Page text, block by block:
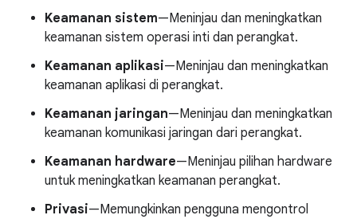
Keamanan sistem—Meninjau dan meningkatkan
keamanan sistem operasi inti dan perangkat.
Keamanan aplikasi—Meninjau dan meningkatkan
keamanan aplikasi di perangkat.
Keamanan jaringan—Meninjau dan meningkatkan
keamanan komunikasi jaringan dari perangkat.
Keamanan hardware—Meninjau pilihan hardware
untuk meningkatkan keamanan perangkat.
Privasi—Memungkinkan pengguna mengontrol